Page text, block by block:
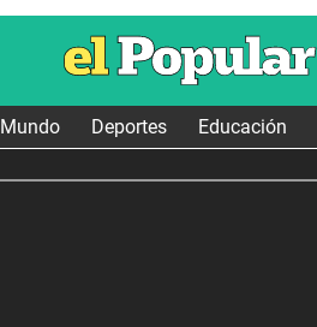
Mundo Deportes Educación